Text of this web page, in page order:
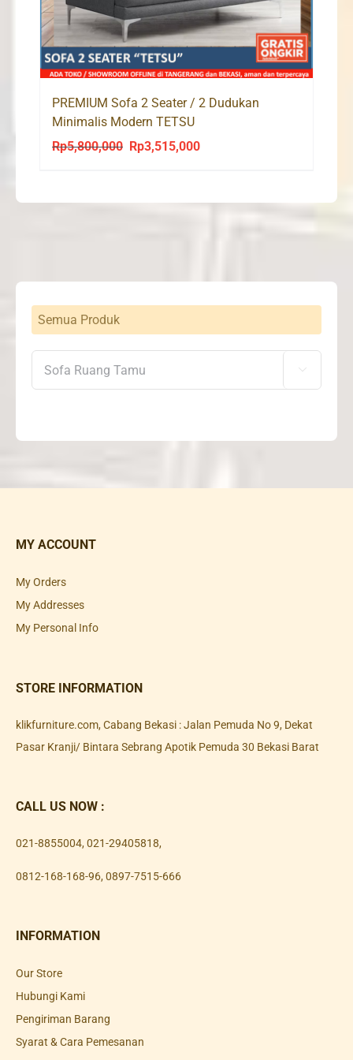
PREMIUM Sofa 2 Seater / 2 Dudukan
Minimalis Modern TETSU
Rp5,800,000
Original
Rp3,515,000Current
Semua Produk

MY ACCOUNT
My Orders
My Addresses
My Personal Info
STORE INFORMATION
klikfurniture.com, Cabang Bekasi : Jalan Pemuda No 9, Dekat
Pasar Kranji/ Bintara Sebrang Apotik Pemuda 30 Bekasi Barat
CALL US NOW :
021-8855004, 021-29405818,
0812-168-168-96, 0897-7515-666
INFORMATION
Our Store
Hubungi Kami
Pengiriman Barang
Syarat & Cara Pemesanan